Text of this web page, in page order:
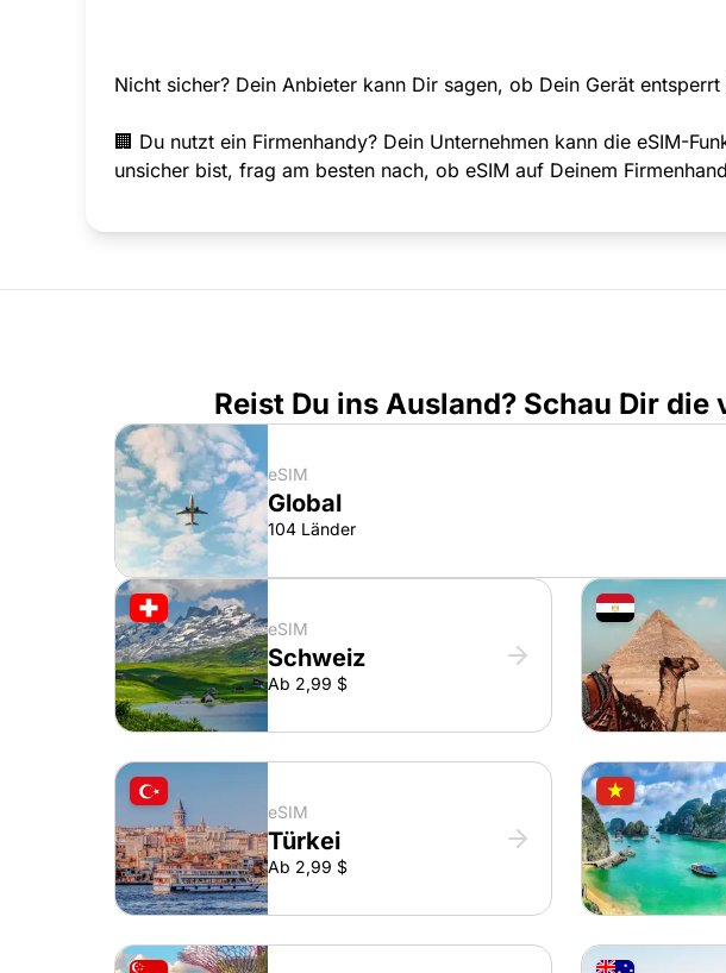
Nicht sicher? Dein Anbieter kann Dir sagen, ob Dein Gerät
🏢 Du nutzt ein Firmenhandy? Dein Unternehmen kann die eSIM-
unsicher bist, frag am besten nach, ob eSIM auf Deinem
Reist Du ins Ausland? Schau Dir
eSIM
Global
104 Länder
eSIM
Schweiz
Ab 2,99 $
eSIM
Türkei
Ab 2,99 $